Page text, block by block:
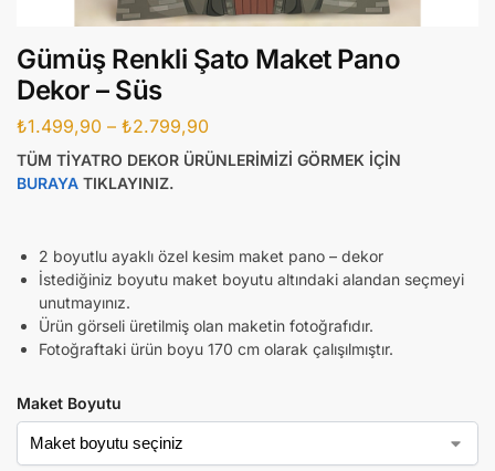
Gümüş Renkli Şato Maket Pano
Dekor – Süs
₺1.499,90 – ₺2.799,90
TÜM TİYATRO DEKOR ÜRÜNLERİMİZİ GÖRMEK İÇİN
BURAYA TIKLAYINIZ.
2 boyutlu ayaklı özel kesim maket pano – dekor
İstediğiniz boyutu maket boyutu altındaki alandan seçmeyi
unutmayınız.
Ürün görseli üretilmiş olan maketin fotoğrafıdır.
Fotoğraftaki ürün boyu 170 cm olarak çalışılmıştır.
Maket Boyutu